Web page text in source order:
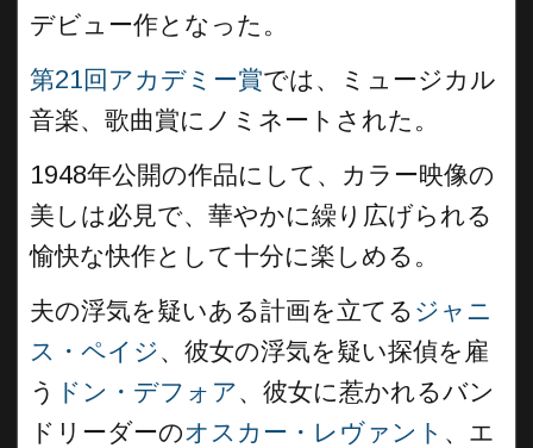
デビュー作となった。
第21回アカデミー賞では、ミュージカル
音楽、歌曲賞にノミネートされた。
1948年公開の作品にして、カラー映像の
美しは必見で、華やかに繰り広げられる
愉快な快作として十分に楽しめる。
夫の浮気を疑いある計画を立てる ジャニ
ス・ペイジ、彼女の浮気を疑い探偵を雇
う ドン・デフォア、彼女に惹かれるバン
ドリーダーのオスカー・レヴァント 、エ